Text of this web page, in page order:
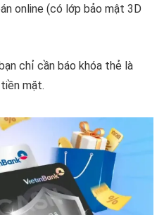
online (có lớp bảo mật 3D
chỉ cần báo khóa thẻ là
mặt.